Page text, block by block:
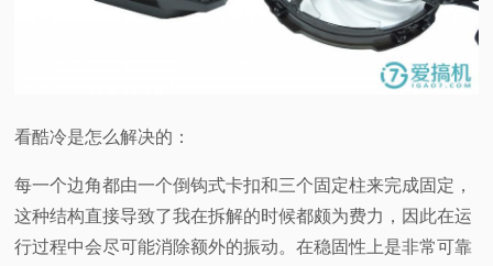
看酷冷是怎么解决的：
每一个边角都由一个倒钩式卡扣和三个固定柱来完成固定，
这种结构直接导致了我在拆解的时候都颇为费力，因此在运
行过程中会尽可能消除额外的振动。在稳固性上是非常可靠